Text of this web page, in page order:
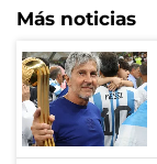
Más noticias